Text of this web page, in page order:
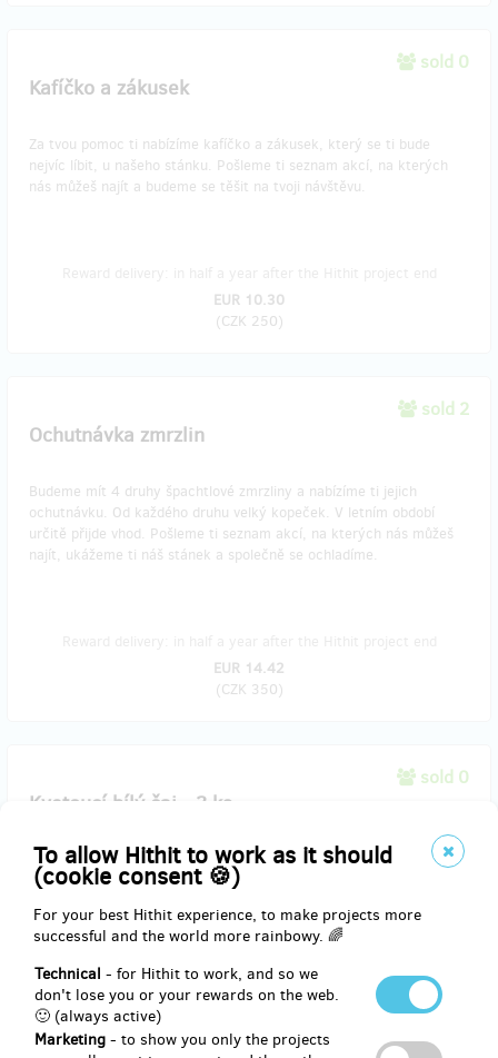
To allow Hithit to work as it should
(cookie consent 🍪)
For your best Hithit experience, to make projects more
successful and the world more rainbowy. 🌈
Technical - for Hithit to work, and so we
don't lose you or your rewards on the web.
🙂 (always active)
Marketing - to show you only the projects
sold 0
Kafíčko a zákusek
Za tvou pomoc ti nabízíme kafíčko a zákusek, který se ti bude
nejvíc líbit, u našeho stánku. Pošleme ti seznam akcí, na kterých
nás můžeš najít a budeme se těšit na tvoji návštěvu.
EUR 10.30
(CZK 250)
sold 2
Ochutnávka zmrzlin
Budeme mít 4 druhy špachtlové zmrzliny a nabízíme ti jejich
ochutnávku. Od každého druhu velký kopeček. V letním období
určitě přijde vhod. Pošleme ti seznam akcí, na kterých nás můžeš
najít, ukážeme ti náš stánek a společně se ochladíme.
EUR 14.42
(CZK 350)
sold 0
Kvetoucí bílý čaj - 3 ks
Krásný kvetoucí bílý čaj s květinovou vůní a chutí. Po rozvinutí jsou
velmi krásné a zajímavé. Nebudeme je prodávat v našem stánku,
Poštovné samozřejmě v ceně.
Reward delivery: on address, in a quarter after the Hithit project
EUR 35.03